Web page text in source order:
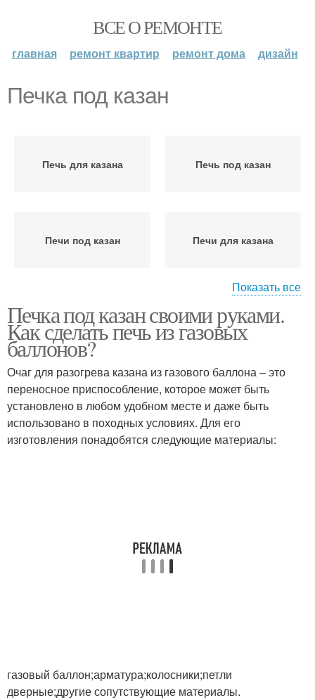
ВСЕ О РЕМОНТЕ
главная ремонт квартир ремонт дома дизайн
Печка под казан
Печь для казана Печь под казан
Печи под казан Печи для казана
Барбекю с казаном
Показать все
Печка под казан своими руками.
Как сделать печь из газовых
баллонов?
Очаг для разогрева казана из газового баллона – это
переносное приспособление, которое может быть
установлено в любом удобном месте и даже быть
использовано в походных условиях. Для его
изготовления понадобятся следующие материалы:
газовый баллон;арматура;колосники;петли
дверные;другие сопутствующие материалы.